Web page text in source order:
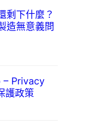
剩下什麼？
造無意義問
– Privacy
護政策